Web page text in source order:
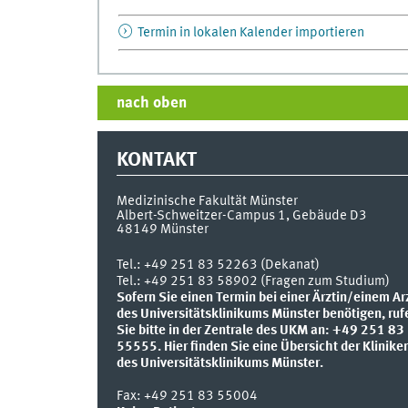
Termin in lokalen Kalender importieren
nach oben
KONTAKT
Medizinische Fakultät Münster
Albert-Schweitzer-Campus 1, Gebäude D3
48149 Münster
Tel.: +49 251 83 52263 (Dekanat)
Tel.: +49 251 83 58902 (Fragen zum Studium)
Sofern Sie einen Termin bei einer Ärztin/einem
des Universitätsklinikums Münster benötigen,
Sie bitte in der Zentrale des UKM an: +49 251 83
55555. Hier finden Sie eine Übersicht der
des Universitätsklinikums Münster.
Fax: +49 251 83 55004